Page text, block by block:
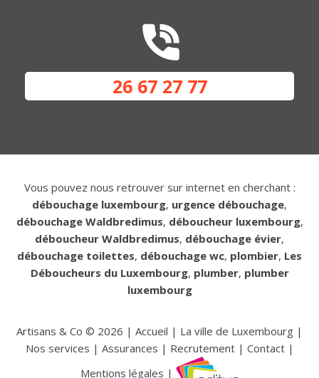
26 67 27 77
Vous pouvez nous retrouver sur internet en cherchant :
débouchage luxembourg, urgence débouchage,
débouchage Waldbredimus, déboucheur luxembourg,
déboucheur Waldbredimus, débouchage évier,
débouchage toilettes, débouchage wc, plombier, Les
Déboucheurs du Luxembourg, plumber, plumber
luxembourg
Artisans & Co © 2026 | Accueil | La ville de Luxembourg |
Nos services | Assurances | Recrutement| Contact|
Mentions légales |